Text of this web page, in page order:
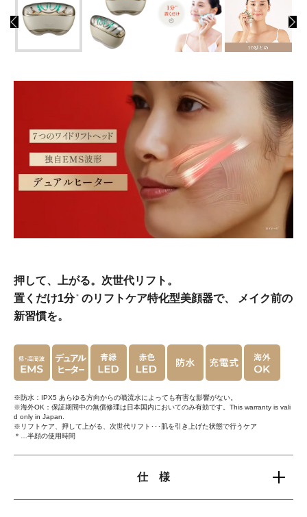
押して、上がる。次世代リフト。
置くだけ1分 ＊ のリフトケア特化型美顔器で、
メイク前の
新習慣を。
※防水：IPX5 あらゆる方向からの噴流水によっても有害な影響がない。
※海外OK：保証期間中の無償修理は日本国内においてのみ有効です。This warranty is vali
d only in Japan.
※リフトケア、押して上がる、次世代リフト･･･肌を引き上げた状態で行うケア
＊…半顔の使用時間
仕 様